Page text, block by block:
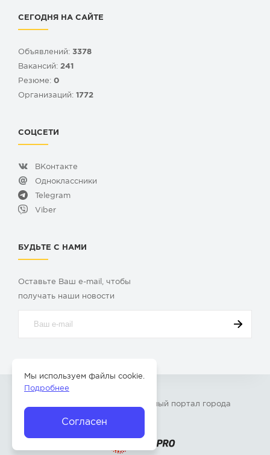
СЕГОДНЯ НА САЙТЕ
Объявлений: 3378
Вакансий: 241
Резюме: 0
Организаций: 1772
СОЦСЕТИ
ВКонтакте
Одноклассники
Telegram
Viber
БУДЬТЕ С НАМИ
Оставьте Ваш e-mail, чтобы
получать наши новости
» – Главный портал города
Бор Нижегородской области
Согласен
Мы используем файлы cookie.
Подробнее